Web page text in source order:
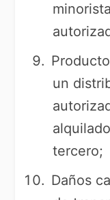
un
tercero;
Daños